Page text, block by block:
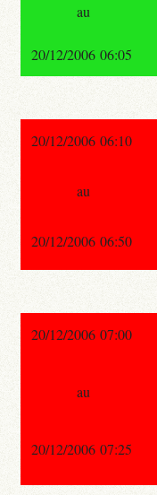
au
20/12/2006 06:05
20/12/2006 06:10
au
20/12/2006 06:50
20/12/2006 07:00
au
20/12/2006 07:25